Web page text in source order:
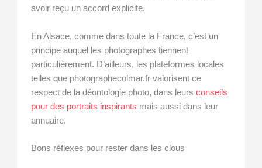
avoir reçu un accord explicite.
En Alsace, comme dans toute la France, c’est un
principe auquel les photographes tiennent
particulièrement. D’ailleurs, les plateformes locales
telles que photographecolmar.fr valorisent ce
respect de la déontologie photo, dans leursconseils
pour des portraits inspirants mais aussi dans leur
annuaire.
Bons réflexes pour rester dans les clous